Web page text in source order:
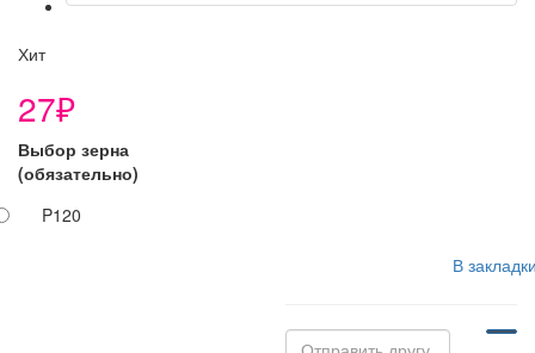
Хит
27₽
Выбор зерна
(обязательно)
P120
В